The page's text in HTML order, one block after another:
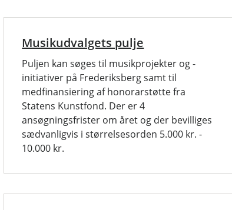
Musikudvalgets pulje
Puljen kan søges til musikprojekter og -
initiativer på Frederiksberg samt til
medfinansiering af honorarstøtte fra
Statens Kunstfond. Der er 4
ansøgningsfrister om året og der bevilliges
sædvanligvis i størrelsesorden 5.000 kr. -
10.000 kr.